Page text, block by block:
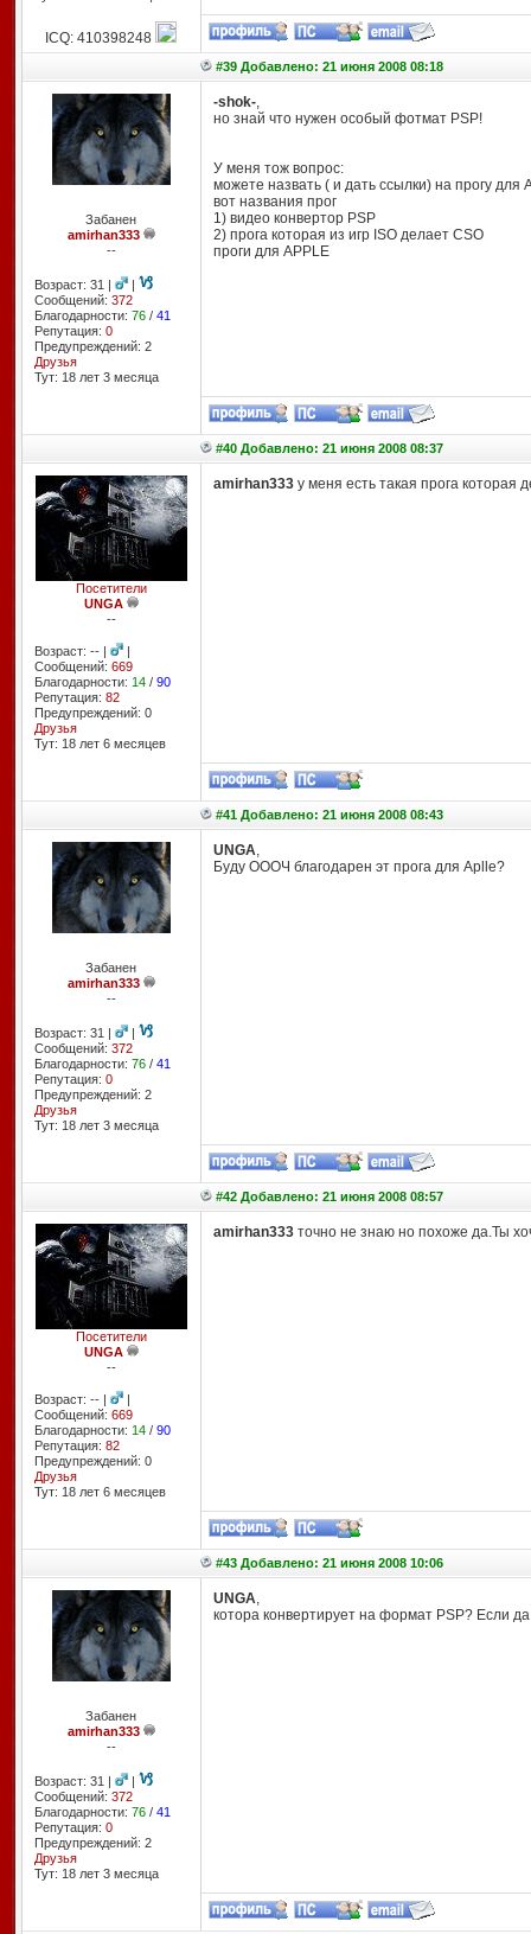
ICQ: 410398248
#39 Добавлено: 21 июня 2008 08:18
Забанен
amirhan333
--
Возраст: 31 |
|
Сообщений: 372
Благодарности: 76/ 41
Репутация: 0
Предупреждений: 2
Друзья
Тут: 18 лет 3 месяцa
-shok-,
но знай что нужен особый фотмат PSP!
У меня тож вопрос:
можете назвать ( и дать ссылки) на прогу для
вот названия прог
1) видео конвертор PSP
2) прога которая из игр ISO делает CSO
проги для APPLE
#40 Добавлено: 21 июня 2008 08:37
Посетители
UNGA
--
Возраст: -- |
|
Сообщений: 669
Благодарности: 14/ 90
Репутация: 82
Предупреждений: 0
Друзья
Тут: 18 лет 6 месяцев
amirhan333у меня есть такая прога которая
#41 Добавлено: 21 июня 2008 08:43
Забанен
amirhan333
--
Возраст: 31 |
|
Сообщений: 372
Благодарности: 76/ 41
Репутация: 0
Предупреждений: 2
Друзья
Тут: 18 лет 3 месяцa
UNGA,
Буду ОООЧ благодарен эт прога для Aplle?
#42 Добавлено: 21 июня 2008 08:57
Посетители
UNGA
--
Возраст: -- |
|
Сообщений: 669
Благодарности: 14/ 90
Репутация: 82
Предупреждений: 0
Друзья
Тут: 18 лет 6 месяцев
amirhan333точно не знаю но похоже да.Ты
#43 Добавлено: 21 июня 2008 10:06
Забанен
amirhan333
--
Возраст: 31 |
|
Сообщений: 372
Благодарности: 76/ 41
Репутация: 0
Предупреждений: 2
Друзья
Тут: 18 лет 3 месяцa
UNGA,
котора конвертирует на формат PSP? Если